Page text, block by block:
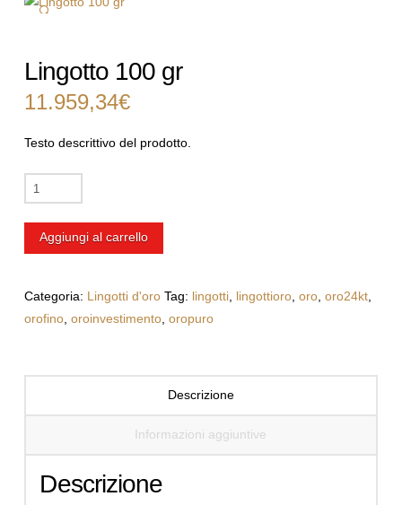
🔍
Lingotto 100 gr
11.959,34€
Testo descrittivo del prodotto.
Lingotto
100
Aggiungi al carrello
Categoria: Lingotti d'oro Tag: lingotti, lingottioro, oro, oro24kt,
orofino, oroinvestimento, oropuro
Descrizione
Informazioni aggiuntive
Descrizione